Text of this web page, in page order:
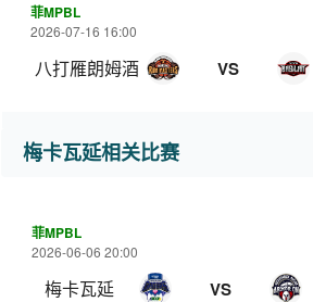
菲MPBL
2026-07-16 16:00
八打雁朗姆酒 VS
梅卡瓦延相关比赛
菲MPBL
2026-06-06 20:00
梅卡瓦延 VS